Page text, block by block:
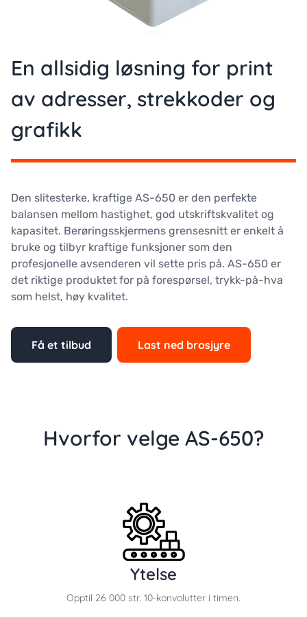
En allsidig løsning for print
av adresser, strekkoder og
grafikk
Den slitesterke, kraftige AS-650 er den perfekte
balansen mellom hastighet, god utskriftskvalitet og
kapasitet. Berøringsskjermens grensesnitt er enkelt å
bruke og tilbyr kraftige funksjoner som den
profesjonelle avsenderen vil sette pris på. AS-650 er
det riktige produktet for på forespørsel, trykk-på-hva
som helst, høy kvalitet.
Få et tilbud Last ned brosjyre
Hvorfor velge AS-650?
Ytelse
Opptil 26 000 str. 10-konvolutter i timen.